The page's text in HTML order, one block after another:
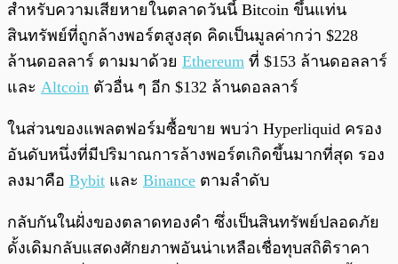
สำหรับความเสียหายในตลาดวันนี้ Bitcoin ขึ้นแท่น
สินทรัพย์ที่ถูกล้างพอร์ตสูงสุด คิดเป็นมูลค่ากว่า $228
ล้านดอลลาร์ ตามมาด้วย Ethereum ที่ $153 ล้านดอลลาร์
และ Altcoin ตัวอื่น ๆ อีก $132 ล้านดอลลาร์
ในส่วนของแพลตฟอร์มซื้อขาย พบว่า Hyperliquid ครอง
อันดับหนึ่งที่มีปริมาณการล้างพอร์ตเกิดขึ้นมากที่สุด รอง
ลงมาคือ Bybit และ Binance ตามลำดับ
กลับกันในฝั่งของตลาดทองคำ ซึ่งเป็นสินทรัพย์ปลอดภัย
ดั้งเดิมกลับแสดงศักยภาพอันน่าเหลือเชื่อทุบสถิติราคา